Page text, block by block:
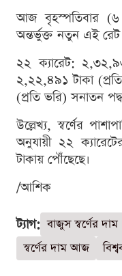
আজ বৃহস্পতিবার
অন্তর্ভুক্ত নতুন এই
২২ ক্যারেট:
২,২২,৪৯১ টাকা
(প্রতি ভরি) সনাতন
উল্লেখ্য, স্বর্ণের
অনুযায়ী ২২
টাকায় পৌঁছেছে।
/আশিক
ট্যাগ: বাজুস স্বর্ণের দাম
স্বর্ণের দাম আজ